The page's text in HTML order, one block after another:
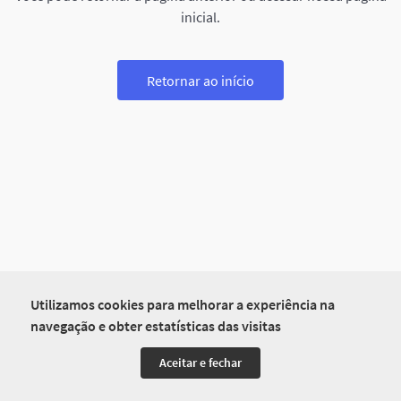
Utilizamos cookies para melhorar a experiência na
navegação e obter estatísticas das visitas
Aceitar e fechar
inicial.
Retornar ao início